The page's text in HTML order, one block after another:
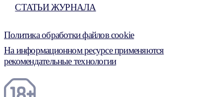
СТАТЬИ ЖУРНАЛА
Политика обработки файлов cookie
На информационном ресурсе применяются
рекомендательные технологии